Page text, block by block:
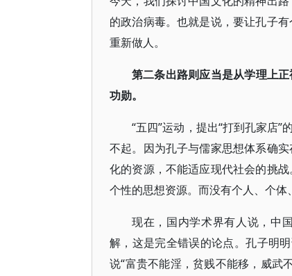
的政治病毒。也就是说，要让孔子
重新做人。
第二条出路则应当是从学理上
功勋。
“五四”运动，提出“打到孔家店
不起。因为孔子与儒家思想体系确
化的资源，不能适应现代社会的挑
个性的思想资源。而没有个人、个体
现在，国内学术界有人说，中
解，这是完全错误的论点。孔子明
说“富贵不能淫，贫贱不能移，威武